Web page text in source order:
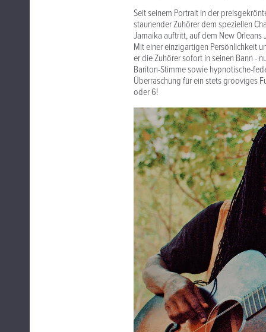
Seit seinem Portrait in der
staunender Zuhörer dem speziellen
Jamaika auftritt, auf dem New
Mit einer einzigartigen Persönlichkeit
er die Zuhörer sofort in seinen Bann -
Bariton-Stimme sowie hypnotische-
Überraschung für ein stets grooviges
oder 6!